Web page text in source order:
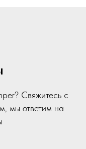
Свяжитесь с
мы ответим на